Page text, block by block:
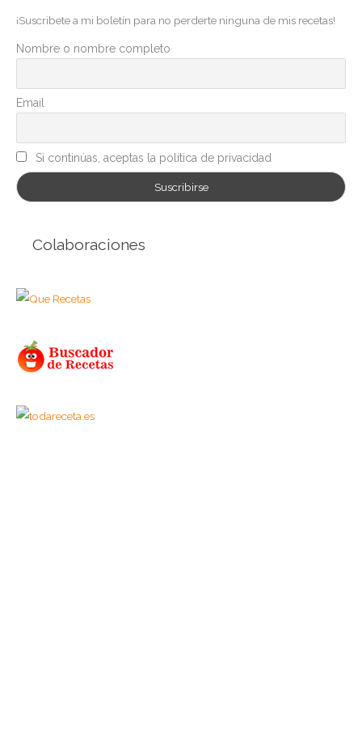
o
r
a
s
¡Suscribete a mi boletín para no perderte ninguna de mis recetas!
Nombre o nombre completo
Email
Si continúas, aceptas la política de privacidad
Colaboraciones